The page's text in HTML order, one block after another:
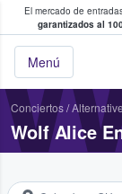
El mercado de
garantizados al
Menú
y venta
Conciertos/
Wolf Alice